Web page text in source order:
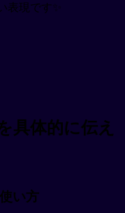
表現です✨
具体的に伝え
い方